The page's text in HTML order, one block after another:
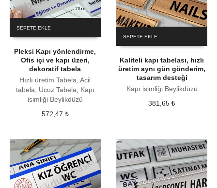
SEPETE EKLE
Pleksi Kapı yönlendirme,
Ofis içi ve kapı üzeri,
dekoratif tabela
Hızlı üretim Tabela, Acil
tabela, Ucuz Tabela, Kapı
isimliği Beylikdüzü
572,47 ₺
SEPETE EKLE
Kaliteli kapı tabelası, hızlı
üretim aynı gün gönderim,
tasarım desteği
Kapı isimliği Beylikdüzü
381,65₺